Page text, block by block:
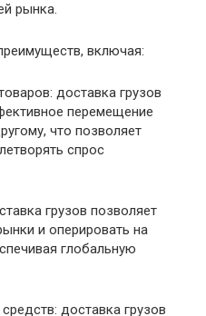
рынка.
включая:
доставка грузов
перемещение
что позволяет
спрос
грузов позволяет
и оперировать на
глобальную
доставка грузов